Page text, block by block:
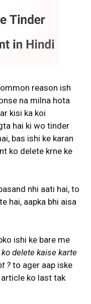
reason ish
na milna hota
kisi ka koi
hai ki wo tinder
bas ishi ke karan
ko delete krne ke
nhi aati hai, to
hai, aapka bhi aisa
ishi ke bare me
delete kaise karte
? to ager aap iske
ko last tak